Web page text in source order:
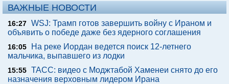
ВАЖНЫЕ НОВОСТИ
16:27 WSJ: Трамп готов завершить войну с Ираном и
объявить о победе даже без ядерного соглашения
16:05
На реке Иордан ведется поиск 12-летнего
мальчика, выпавшего из лодки
15:55 ТАСС: видео с Моджтабой Хаменеи снято до его
назначения верховным лидером Ирана